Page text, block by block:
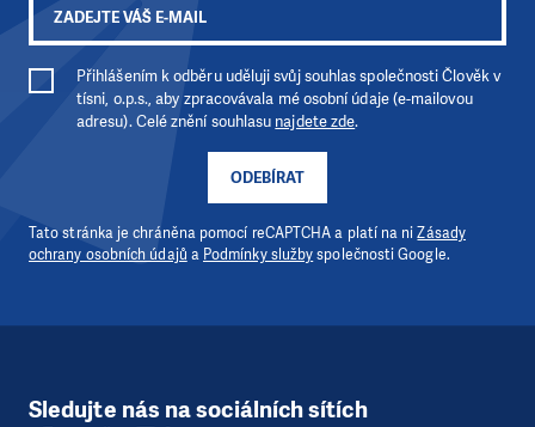
ODEBÍRAT
Přihlášením k odběru uděluji svůj souhlas společnosti Člověk v
tísni, o.p.s., aby zpracovávala mé osobní údaje (e-mailovou
adresu). Celé znění souhlasu najdete zde.
Tato stránka je chráněna pomocí reCAPTCHA a platí na niZásady
ochrany osobních údajů a Podmínky službyspolečnosti Google.
Sledujte nás na sociálních sítích